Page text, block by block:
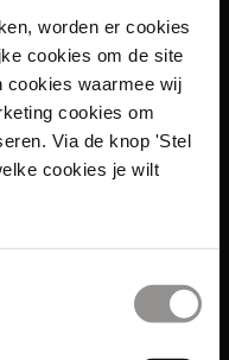
worden er cookies
cookies om de site
cookies waarmee wij
cookies om
Via de knop 'Stel
cookies je wilt